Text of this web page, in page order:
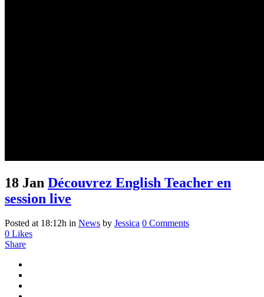
18 Jan Découvrez English Teacher en
session live
Posted at 18:12h in News by Jessica 0 Comments
0 Likes
Share